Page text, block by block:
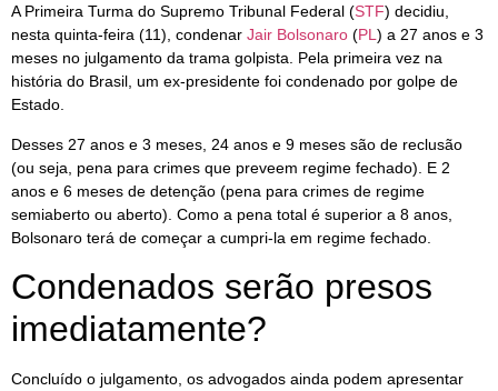
A Primeira Turma do Supremo Tribunal Federal (STF) decidiu,
nesta quinta-feira (11), condenar Jair Bolsonaro (PL) a 27 anos e 3
meses no julgamento da trama golpista. Pela primeira vez na
história do Brasil, um ex-presidente foi condenado por golpe de
Estado.
Desses 27 anos e 3 meses, 24 anos e 9 meses são de reclusão
(ou seja, pena para crimes que preveem regime fechado). E 2
anos e 6 meses de detenção (pena para crimes de regime
semiaberto ou aberto). Como a pena total é superior a 8 anos,
Bolsonaro terá de começar a cumpri-la em regime fechado.
Condenados serão presos
imediatamente?
Concluído o julgamento, os advogados ainda podem apresentar